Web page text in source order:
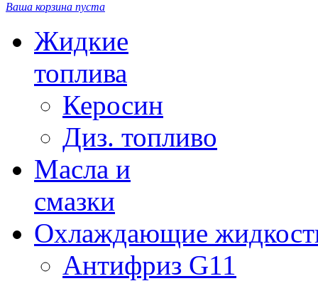
Ваша корзина пуста
Жидкие
топлива
Керосин
Диз. топливо
Масла и
смазки
Охлаждающие
Антифриз G11